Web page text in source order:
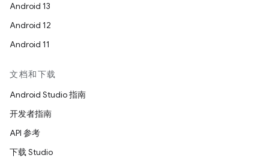
Android 13
Android 12
Android 11
文档和下载
Android Studio 指南
开发者指南
API 参考
下载 Studio